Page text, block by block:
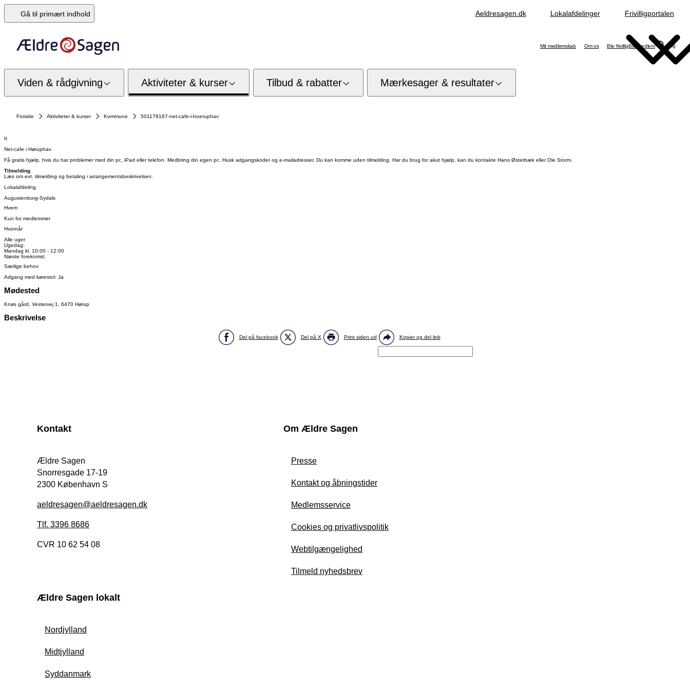
Gå til primært indhold Aeldresagen.dk Lokalafdelinger Frivilligportalen
Mit medlemskab Om os Bliv frivilligBliv medlem Søg
Viden & rådgivning Aktiviteter & kurser Tilbud & rabatter Mærkesager & resultater
Forside Aktiviteter & kurser Kommune 501178167-net-cafe-i-hoeruphav
It
Net-cafe i Høruphav
Få gratis hjælp, hvis du har problemer med din pc, iPad eller telefon. Medbring din egen pc. Husk adgangskoder og e-mailadresser. Du kan komme uden tilmelding. Har du brug for akut hjælp, kan du kontakte Hans Østerbæk eller Ole Storm.
Tilmelding
Læs om evt. tilmelding og betaling i arrangementsbeskrivelsen.
Lokalafdeling
Augustenborg-Sydals
Hvem
Kun for medlemmer
Hvornår
Alle uger
Ugedag:
Mandag kl. 10:00 - 12:00
Næste forekomst:
Særlige behov
Adgang med kørestol: Ja
Mødested
Knøs gård, Vestervej 1, 6470 Hørup
Beskrivelse
Del på facebook Del på X Print siden ud Kopier og del link
Kontakt
Ældre Sagen
Snorresgade 17-19
2300 København S
aeldresagen@aeldresagen.dk
Tlf. 3396 8686
CVR 10 62 54 08
Om Ældre Sagen
Presse
Kontakt og åbningstider
Medlemsservice
Cookies og privatlivspolitik
Webtilgængelighed
Tilmeld nyhedsbrev
Ældre Sagen lokalt
Nordjylland
Midtjylland
Syddanmark